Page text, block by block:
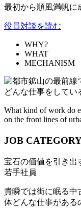
最初から順風満帆に
役員対談を読む
WHY?
WHAT
MECHANISM
どんな仕事をしてい
What kind of work do
on the front lines of
JOB CATEGORY
宝石の価値を引き出
若手社員
貴瞬では街に眠る中
体どんな仕事がある